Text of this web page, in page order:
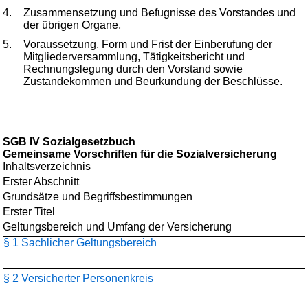
4.
Zusammensetzung und Befugnisse des Vorstandes und
der übrigen Organe,
5.
Voraussetzung, Form und Frist der Einberufung der
Mitgliederversammlung, Tätigkeitsbericht und
Rechnungslegung durch den Vorstand sowie
Zustandekommen und Beurkundung der Beschlüsse.
SGB IV Sozialgesetzbuch
Gemeinsame Vorschriften für die Sozialversicherung
Inhaltsverzeichnis
Erster Abschnitt
Grundsätze und Begriffsbestimmungen
Erster Titel
Geltungsbereich und Umfang der Versicherung
§ 1 Sachlicher Geltungsbereich
§ 2 Versicherter Personenkreis